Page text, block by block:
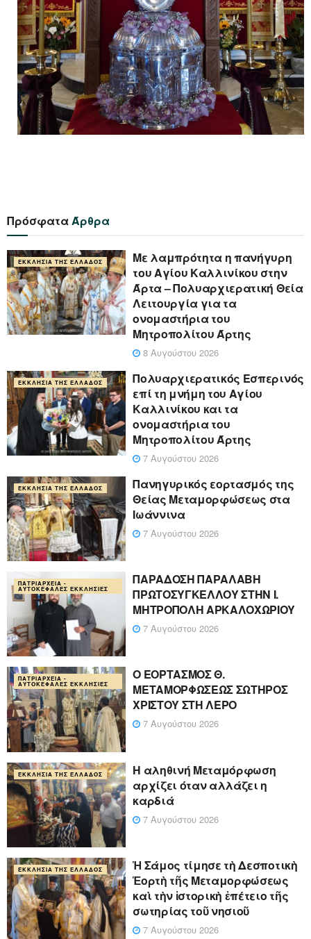
Πρόσφατα Άρθρα
ΕΚΚΛΗΣΊΑ ΤΗΣ ΕΛΛΆΔΟΣ
Με λαμπρότητα η πανήγυρη
του Αγίου Καλλινίκου στην
Άρτα – Πολυαρχιερατική Θεία
Λειτουργία για τα
ονομαστήρια του
Μητροπολίτου Άρτης
8 Αυγούστου 2026
ΕΚΚΛΗΣΊΑ ΤΗΣ ΕΛΛΆΔΟΣ
Πολυαρχιερατικός Εσπερινός
επί τη μνήμη του Αγίου
Καλλινίκου και τα
ονομαστήρια του
Μητροπολίτου Άρτης
7 Αυγούστου 2026
ΕΚΚΛΗΣΊΑ ΤΗΣ ΕΛΛΆΔΟΣ
Πανηγυρικός εορτασμός της
Θείας Μεταμορφώσεως στα
Ιωάννινα
7 Αυγούστου 2026
ΠΑΤΡΙΑΡΧΕΊΑ -
ΑΥΤΟΚΈΦΑΛΕΣ ΕΚΚΛΗΣΊΕΣ
ΠΑΡΑΔΟΣΗ ΠΑΡΑΛΑΒΗ
ΠΡΩΤΟΣΥΓΚΕΛΛΟΥ ΣΤΗΝ Ι.
ΜΗΤΡΟΠΟΛΗ ΑΡΚΑΛΟΧΩΡΙΟΥ
7 Αυγούστου 2026
ΠΑΤΡΙΑΡΧΕΊΑ -
ΑΥΤΟΚΈΦΑΛΕΣ ΕΚΚΛΗΣΊΕΣ
Ο ΕΟΡΤΑΣΜΟΣ Θ.
ΜΕΤΑΜΟΡΦΩΣΕΩΣ ΣΩΤΗΡΟΣ
ΧΡΙΣΤΟΥ ΣΤΗ ΛΕΡΟ
7 Αυγούστου 2026
ΕΚΚΛΗΣΊΑ ΤΗΣ ΕΛΛΆΔΟΣ
Η αληθινή Μεταμόρφωση
αρχίζει όταν αλλάζει η
καρδιά
7 Αυγούστου 2026
ΕΚΚΛΗΣΊΑ ΤΗΣ ΕΛΛΆΔΟΣ
Ἡ Σάμος τίμησε τὴ Δεσποτικὴ
Ἑορτὴ τῆς Μεταμορφώσεως
καὶ τὴν ἱστορικὴ ἐπέτειο τῆς
σωτηρίας τοῦ νησιοῦ
7 Αυγούστου 2026